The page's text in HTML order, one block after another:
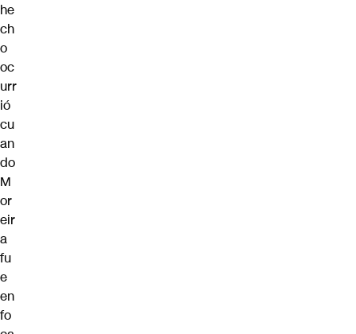
he
ch
o
oc
urr
ió
cu
an
do
M
or
eir
a
fu
e
en
fo